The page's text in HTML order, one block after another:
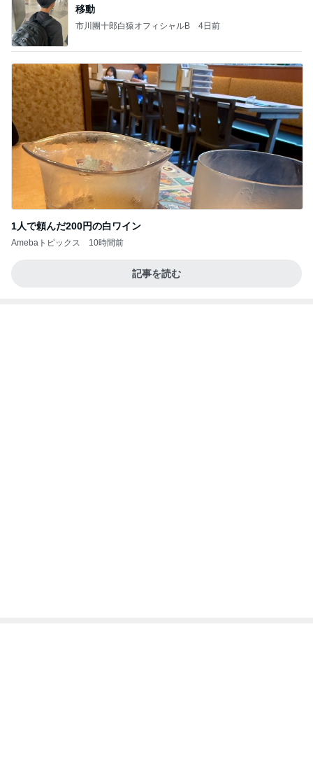
移動
市川團十郎白猿オフィシャルB 4日前
1人で頼んだ200円の白ワイン
Amebaトピックス 10時間前
記事を読む